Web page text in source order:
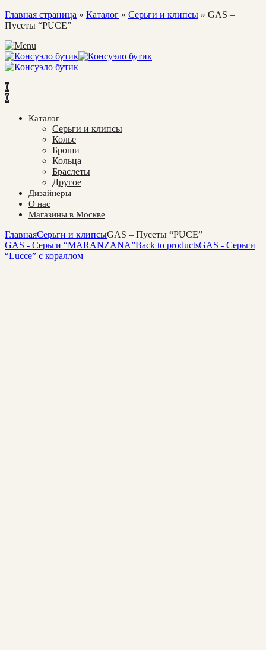
Главная страница » Каталог » Cерьги и клипсы » GAS –
Пусеты “PUCE”
0
0
Каталог
Cерьги и клипсы
Колье
Броши
Кольца
Браслеты
Другое
Дизайнеры
О нас
Магазины в Москве
ГлавнаяCерьги и клипсыGAS – Пусеты “PUCE”
GAS - Серьги “MARANZANA”Back to productsGAS - Серьги
“Lucce” с кораллом